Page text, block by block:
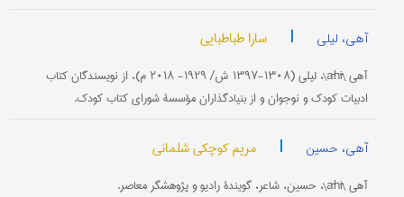
آهی، لیلی | سارا طباطبایی
آهی \āhī\، لیلی (۱۳۰۸-۱۳۹۷ ش/ ۱۹۲۹- ۲۰۱۸ م)، از نویسندگان کتاب
ادبیات کودک و نوجوان و از بنیادگذاران مؤسسۀ شورای کتاب کودک.
آهی، حسین | مریم کوچکی شلمانی
آهی \āhī\، حسین، شاعر، گویندۀ رادیو و پژوهشگر معاصر.